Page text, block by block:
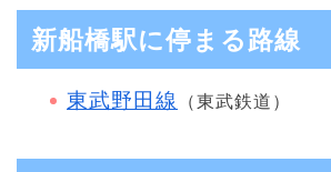
新船橋駅に停まる路線
東武野田線 （東武鉄道）